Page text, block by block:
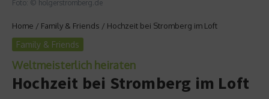
Foto: © holgerstromberg.de
Home / Family & Friends / Hochzeit bei Stromberg im Loft
Family & Friends
Weltmeisterlich heiraten
Hochzeit bei Stromberg im Loft